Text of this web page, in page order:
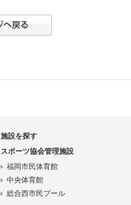
施設を探す
スポーツ協会管理施設
福岡市民体育館
中央体育館
総合西市民プール